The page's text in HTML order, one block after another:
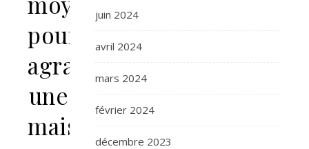
pour
agrandir
une
maison
juin 2024
avril 2024
mars 2024
février 2024
décembre 2023